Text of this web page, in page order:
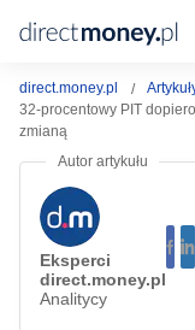
direct.money.pl
32-procentowy PIT
zmianą
Eksperci
direct.money.pl
Analitycy